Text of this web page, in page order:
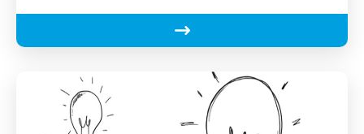
sănătos și…